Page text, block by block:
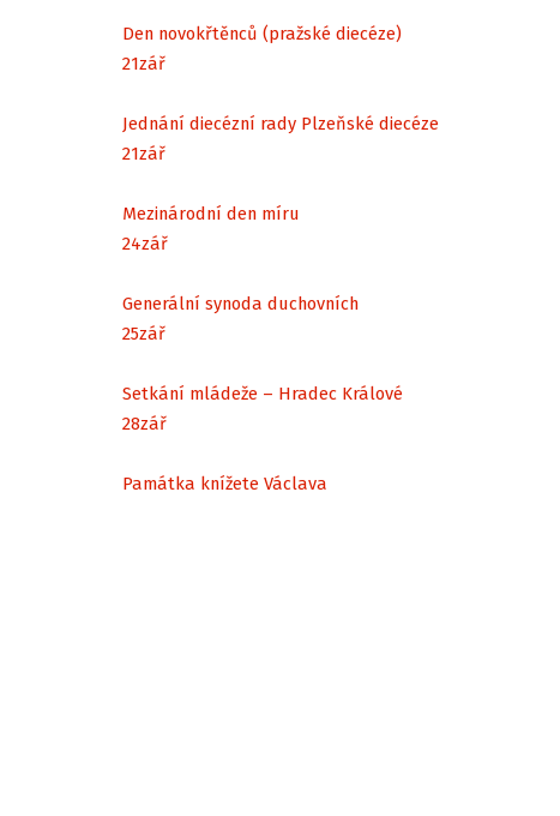
Den novokřtěnců (pražské diecéze)
21zář
Jednání diecézní rady Plzeňské diecéze
21zář
Mezinárodní den míru
24zář
Generální synoda duchovních
25zář
Setkání mládeže – Hradec Králové
28zář
Památka knížete Václava